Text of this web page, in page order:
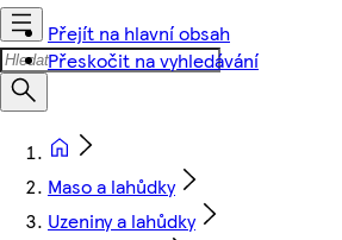
Přejít na hlavní obsah
Přeskočit na vyhledávání
Maso a lahůdky
Uzeniny a lahůdky